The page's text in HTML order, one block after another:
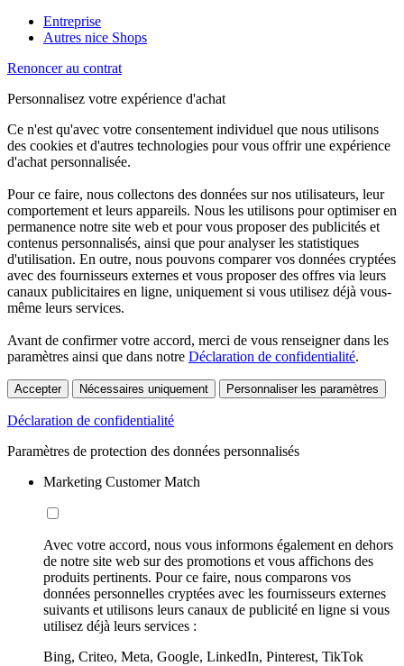
Entreprise
Autres nice Shops
Renoncer au contrat
Personnalisez votre expérience d'achat
Ce n'est qu'avec votre consentement individuel que nous utilisons
des cookies et d'autres technologies pour vous offrir une expérience
d'achat personnalisée.
Pour ce faire, nous collectons des données sur nos utilisateurs, leur
comportement et leurs appareils. Nous les utilisons pour optimiser en
permanence notre site web et pour vous proposer des publicités et
contenus personnalisés, ainsi que pour analyser les statistiques
d'utilisation. En outre, nous pouvons comparer vos données cryptées
avec des fournisseurs externes et vous proposer des offres via leurs
canaux publicitaires en ligne, uniquement si vous utilisez déjà vous-
même leurs services.
Avant de confirmer votre accord, merci de vous renseigner dans les
paramètres ainsi que dans notre Déclaration de confidentialité.
Accepter Nécessaires uniquement Personnaliser les paramètres
Déclaration de confidentialité
Paramètres de protection des données personnalisés
Marketing Customer Match
Avec votre accord, nous vous informons également en dehors
de notre site web sur des promotions et vous affichons des
produits pertinents. Pour ce faire, nous comparons vos
données personnelles cryptées avec les fournisseurs externes
suivants et utilisons leurs canaux de publicité en ligne si vous
utilisez déjà leurs services :
Bing, Criteo, Meta, Google, LinkedIn, Pinterest, TikTok